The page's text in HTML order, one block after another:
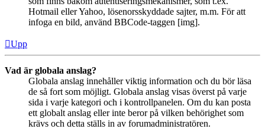
Hotmail eller Yahoo, lösenorsskyddade sajter, m.m. För att
infoga en bild, använd BBCode-taggen [img].
Upp
Vad är globala anslag?
Globala anslag innehåller viktig information och du bör läsa
de så fort som möjligt. Globala anslag visas överst på varje
sida i varje kategori och i kontrollpanelen. Om du kan posta
ett globalt anslag eller inte beror på vilken behörighet som
krävs och detta ställs in av forumadministratören.